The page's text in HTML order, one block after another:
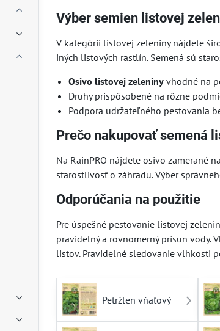
Výber semien listovej
V kategórii listovej zeleniny nájdete
iných listových rastlín. Semená sú
Osivo listovej zeleniny vhodné na
Druhy prispôsobené na rôzne
Podpora udržateľného pestovania
Prečo nakupovať semená
Na RainPRO nájdete osivo zamerané
starostlivosť o záhradu. Výber
Odporúčania na použitie
Pre úspešné pestovanie listovej
pravidelný a rovnomerný prísun vody.
listov. Pravidelné sledovanie vlhkosti
Petržlen vňaťový